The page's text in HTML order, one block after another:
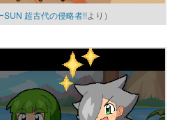
SUN 超古代の侵略者!!より）